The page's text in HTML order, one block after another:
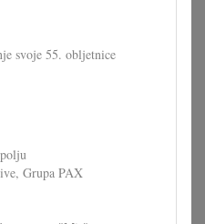
svoje 55. obljetnice
Grupa PAX